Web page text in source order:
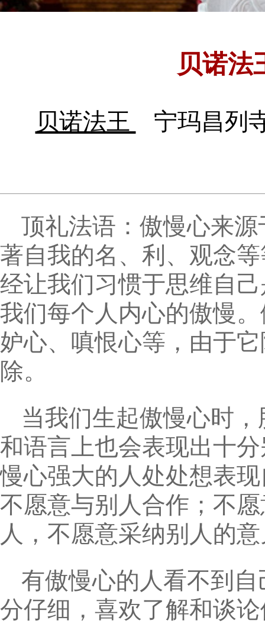
贝诺法
贝诺法王 宁玛昌列
顶礼法语：傲慢心来
著自我的名、利、观念
经让我们习惯于思维自
我们每个人内心的傲慢
妒心、嗔恨心等，由于
除。
当我们生起傲慢心时
和语言上也会表现出十
慢心强大的人处处想表
不愿意与别人合作；不
人，不愿意采纳别人的
有傲慢心的人看不到
分仔细，喜欢了解和谈